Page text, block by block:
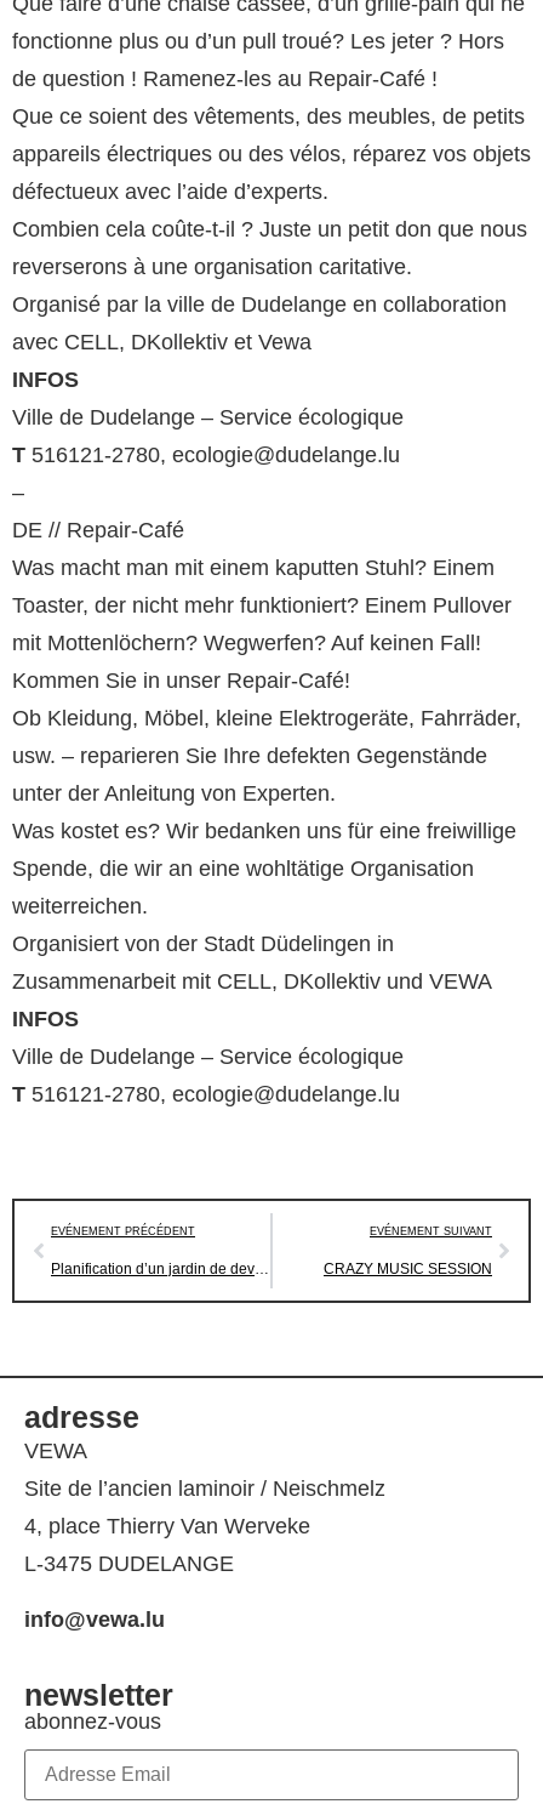
fonctionne plus ou d’un pull troué? Les jeter ? Hors
de question ! Ramenez-les au Repair-Café !
Que ce soient des vêtements, des meubles, de petits
appareils électriques ou des vélos, réparez vos objets
défectueux avec l’aide d’experts.
Combien cela coûte-t-il ? Juste un petit don que nous
reverserons à une organisation caritative.
Organisé par la ville de Dudelange en collaboration
avec CELL, DKollektiv et Vewa
INFOS
Ville de Dudelange – Service écologique
T 516121-2780, ecologie@dudelange.lu
–
DE // Repair-Café
Was macht man mit einem kaputten Stuhl? Einem
Toaster, der nicht mehr funktioniert? Einem Pullover
mit Mottenlöchern? Wegwerfen? Auf keinen Fall!
Kommen Sie in unser Repair-Café!
Ob Kleidung, Möbel, kleine Elektrogeräte, Fahrräder,
usw. – reparieren Sie Ihre defekten Gegenstände
unter der Anleitung von Experten.
Was kostet es? Wir bedanken uns für eine freiwillige
Spende, die wir an eine wohltätige Organisation
weiterreichen.
Organisiert von der Stadt Düdelingen in
Zusammenarbeit mit CELL, DKollektiv und VEWA
INFOS
Ville de Dudelange – Service écologique
T 516121-2780, ecologie@dudelange.lu
EVÉNEMENT PRÉCÉDENT
Planification d’un jardin de devanture
EVÉNEMENT SUIVANT
CRAZY MUSIC SESSION
adresse
VEWA
Site de l’ancien laminoir / Neischmelz
4, place Thierry Van Werveke
L-3475 DUDELANGE
info@vewa.lu
newsletter
abonnez-vous